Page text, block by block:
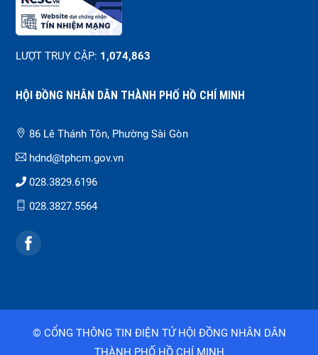
LƯỢT TRUY CẬP: 1,074,863
HỘI ĐỒNG NHÂN DÂN THÀNH PHỐ HỒ CHÍ MINH
86 Lê Thánh Tôn, Phường Sài Gòn
hdnd@tphcm.gov.vn
028.3829.6196
028.3827.5564
© CỔNG THÔNG TIN ĐIỆN TỬ HỘI ĐỒNG NHÂN DÂN
THÀNH PHỐ HỒ CHÍ MINH